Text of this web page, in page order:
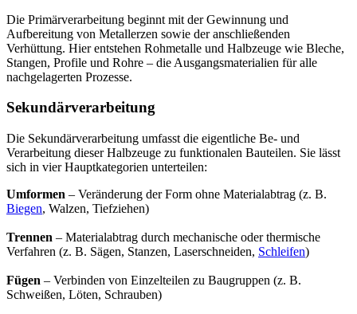
Die Primärverarbeitung beginnt mit der Gewinnung und
Aufbereitung von Metallerzen sowie der anschließenden
Verhüttung. Hier entstehen Rohmetalle und Halbzeuge wie Bleche,
Stangen, Profile und Rohre – die Ausgangsmaterialien für alle
nachgelagerten Prozesse.
Sekundärverarbeitung
Die Sekundärverarbeitung umfasst die eigentliche Be- und
Verarbeitung dieser Halbzeuge zu funktionalen Bauteilen. Sie lässt
sich in vier Hauptkategorien unterteilen:
Umformen – Veränderung der Form ohne Materialabtrag (z. B.
Biegen, Walzen, Tiefziehen)
Trennen – Materialabtrag durch mechanische oder thermische
Verfahren (z. B. Sägen, Stanzen, Laserschneiden, Schleifen)
Fügen – Verbinden von Einzelteilen zu Baugruppen (z. B.
Schweißen, Löten, Schrauben)